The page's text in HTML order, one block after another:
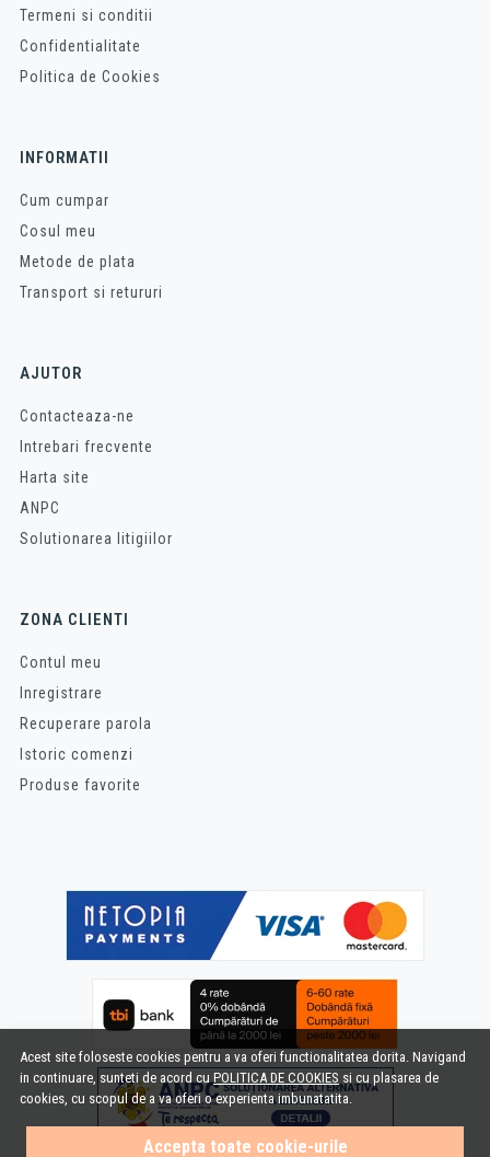
Acest site foloseste cookies pentru a va oferi functionalitatea dorita. Navigand
in continuare, sunteti de acord cuPOLITICA DE COOKIES si cu plasarea de
cookies, cu scopul de a va oferi o experienta imbunatatita.
Accepta toate cookie-urile
Termeni si conditii
Confidentialitate
Politica de Cookies
INFORMATII
Cum cumpar
Cosul meu
Metode de plata
Transport si retururi
AJUTOR
Contacteaza-ne
Intrebari frecvente
Harta site
ANPC
Solutionarea litigiilor
ZONA CLIENTI
Contul meu
Inregistrare
Recuperare parola
Istoric comenzi
Produse favorite